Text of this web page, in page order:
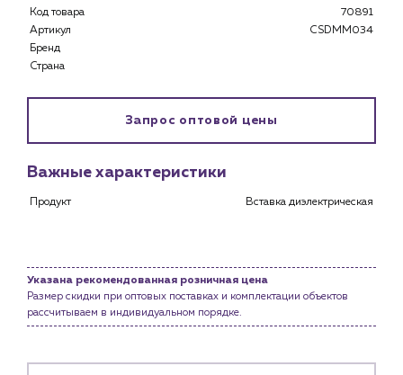
Каталог
Специализированным магазинам
История компании
Код товара
70891
Артикул
CSDMM034
Бренд
Страна
Запрос оптовой цены
Важные характеристики
Продукт Вставка диэлектрическая
Указана рекомендованная розничная цена
Размер скидки при оптовых поставках и комплектации объектов
рассчитываем в индивидуальном порядке.